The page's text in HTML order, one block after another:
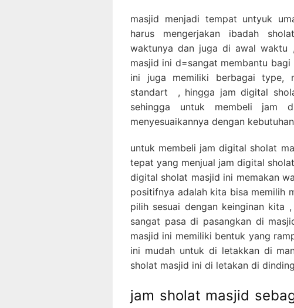
masjid menjadi tempat untyuk
harus mengerjakan ibadah
waktunya dan juga di awal waktu
masjid ini d=sangat membantu
ini juga memiliki berbagai type,
standart , hingga jam digital
sehingga untuk membeli jam
menyesuaikannya dengan
untuk membeli jam digital sholat
tepat yang menjual jam digital
digital sholat masjid ini memakan
positifnya adalah kita bisa memilih
pilih sesuai dengan keinginan kita
sangat pasa di pasangkan di
masjid ini memiliki bentuk yang
ini mudah untuk di letakkan di
sholat masjid ini di letakan di
jam sholat masjid